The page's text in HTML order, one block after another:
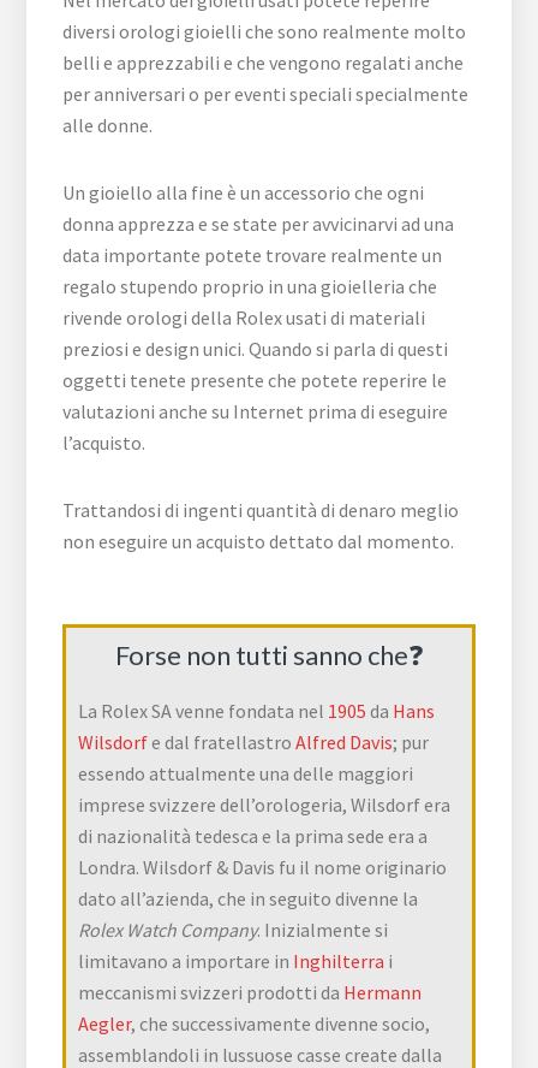
diversi orologi gioielli che sono realmente molto
belli e apprezzabili e che vengono regalati anche
per anniversari o per eventi speciali specialmente
alle donne.
Un gioiello alla fine è un accessorio che ogni
donna apprezza e se state per avvicinarvi ad una
data importante potete trovare realmente un
regalo stupendo proprio in una gioielleria che
rivende orologi della Rolex usati di materiali
preziosi e design unici. Quando si parla di questi
oggetti tenete presente che potete reperire le
valutazioni anche su Internet prima di eseguire
l’acquisto.
Trattandosi di ingenti quantità di denaro meglio
non eseguire un acquisto dettato dal momento.
Forse non tutti sanno che❓
La Rolex SA venne fondata nel 1905 da Hans
Wilsdorfe dal fratellastroAlfred Davis; pur
essendo attualmente una delle maggiori
imprese svizzere dell’orologeria, Wilsdorf era
di nazionalità tedesca e la prima sede era a
Londra. Wilsdorf & Davis fu il nome originario
dato all’azienda, che in seguito divenne la
Rolex Watch Company. Inizialmente si
limitavano a importare in Inghilterra i
meccanismi svizzeri prodotti da Hermann
Aegler, che successivamente divenne socio,
assemblandoli in lussuose casse create dalla